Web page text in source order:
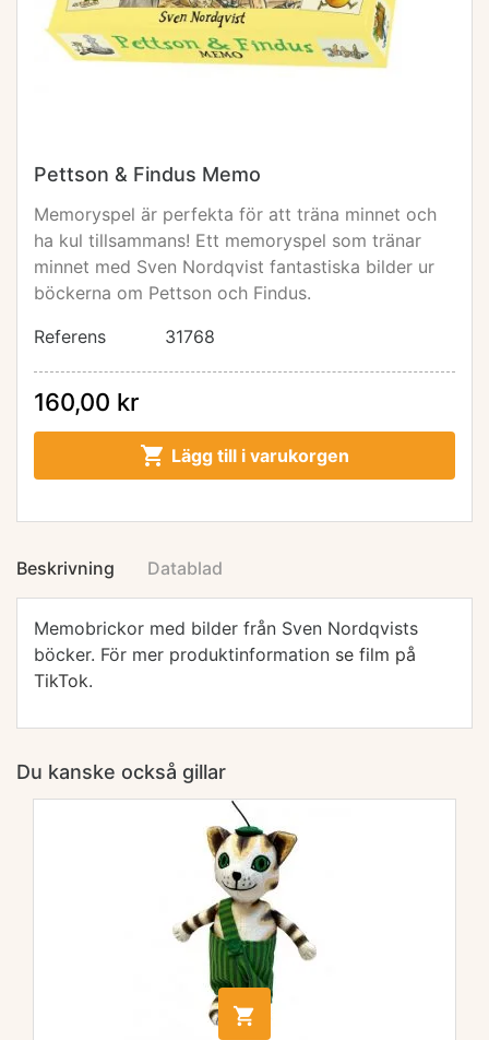
Pettson & Findus Memo
Memoryspel är perfekta för att träna minnet och
ha kul tillsammans! Ett memoryspel som tränar
minnet med Sven Nordqvist fantastiska bilder ur
böckerna om Pettson och Findus.
Referens
31768
160,00 kr
 Lägg till i varukorgen
Beskrivning Datablad
Memobrickor med bilder från Sven Nordqvists
böcker. För mer produktinformation se film på
TikTok.
Du kanske också gillar
